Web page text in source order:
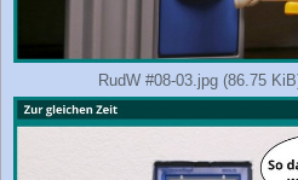
RudW #08-03.jpg (86.75